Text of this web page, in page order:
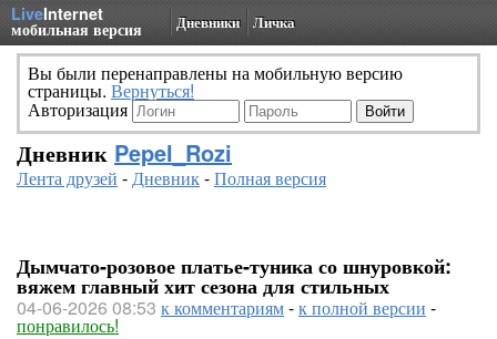
LiveInternet
мобильная версия Дневники Личка
Вы были перенаправлены на мобильную версию
страницы. Вернуться!
Авторизация
Дневник Pepel_Rozi
Лента друзей -Дневник-Полная версия
Дымчато‑розовое платье‑туника со шнуровкой:
вяжем главный хит сезона для стильных
04-06-2026 08:53 к комментариям-к полной версии -
понравилось!